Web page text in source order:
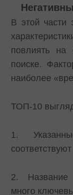
В этой части
повлиять на
поиске.
наиболее
ТОП-10
1.
2. Название
много